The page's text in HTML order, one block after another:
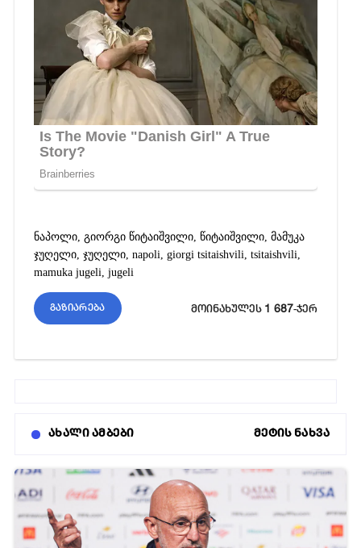
ნაპოლი, გიორგი წიტაიშვილი, წიტაიშვილი, მამუკა
ჯუღელი, ჯუღელი, napoli, giorgi tsitaishvili, tsitaishvili,
mamuka jugeli, jugeli
გაზიარება მოინახულეს 1 687-ჯერ
ახალი ამბები
მეტის ნახვა